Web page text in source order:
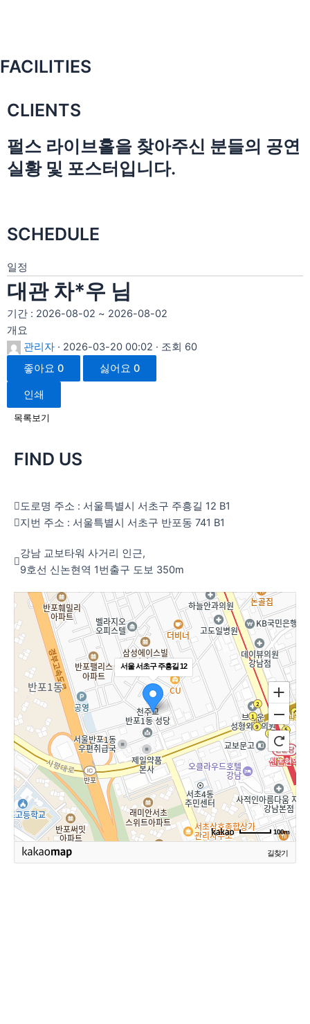
FACILITIES
CLIENTS
펄스 라이브홀을 찾아주신 분들의 공연
실황 및 포스터입니다.
SCHEDULE
일정
대관 차*우 님
기간 : 2026-08-02 ~ 2026-08-02
개요
관리자 · 2026-03-20 00:02 · 조회 60
좋아요 0 싫어요 0
인쇄
목록보기
FIND US
도로명 주소 : 서울특별시 서초구 주흥길 12 B1
지번 주소 : 서울특별시 서초구 반포동 741 B1
강남 교보타워 사거리 인근,
9호선 신논현역 1번출구 도보 350m
서울 서초구 주흥길 12
100m
길찾기